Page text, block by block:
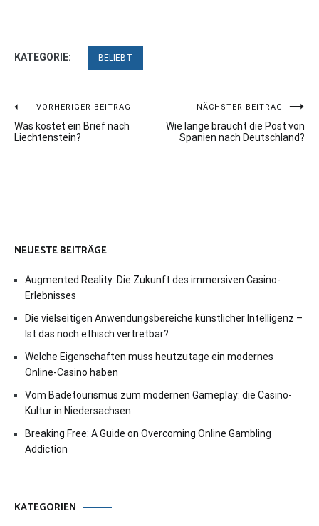
KATEGORIE: BELIEBT
Beitragsnavigation
VORHERIGER BEITRAG
Was kostet ein Brief nach
Liechtenstein?
NÄCHSTER BEITRAG
Wie lange braucht die Post von
Spanien nach Deutschland?
NEUESTE BEITRÄGE
Augmented Reality: Die Zukunft des immersiven Casino-
Erlebnisses
Die vielseitigen Anwendungsbereiche künstlicher Intelligenz –
Ist das noch ethisch vertretbar?
Welche Eigenschaften muss heutzutage ein modernes
Online-Casino haben
Vom Badetourismus zum modernen Gameplay: die Casino-
Kultur in Niedersachsen
Breaking Free: A Guide on Overcoming Online Gambling
Addiction
KATEGORIEN